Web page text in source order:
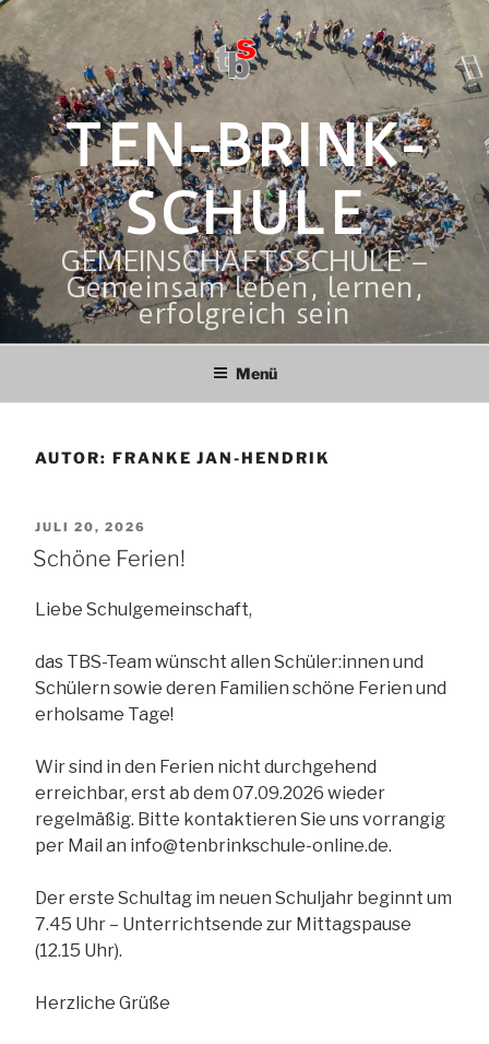
Zum
Inhalt
springen
TEN-BRINK-
SCHULE
GEMEINSCHAFTSSCHULE –
Gemeinsam leben, lernen,
erfolgreich sein
Menü
AUTOR: FRANKE JAN-HENDRIK
VERÖFFENTLICHT
AM
JULI 20, 2026
Schöne Ferien!
Liebe Schulgemeinschaft,
das TBS-Team wünscht allen Schüler:innen und
Schülern sowie deren Familien schöne Ferien und
erholsame Tage!
Wir sind in den Ferien nicht durchgehend
erreichbar, erst ab dem 07.09.2026 wieder
regelmäßig. Bitte kontaktieren Sie uns vorrangig
per Mail an info@tenbrinkschule-online.de.
Der erste Schultag im neuen Schuljahr beginnt um
7.45 Uhr – Unterrichtsende zur Mittagspause
(12.15 Uhr).
Herzliche Grüße